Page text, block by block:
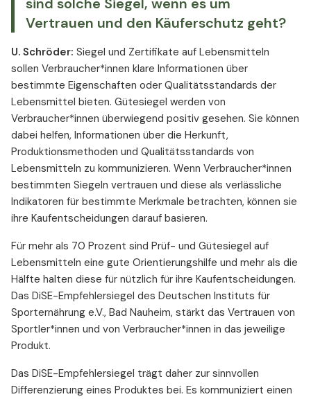
Vertrauen und den Käuferschutz geht?
U. Schröder: Siegel und Zertifikate auf Lebensmitteln
sollen Verbraucher*innen klare Informationen über
bestimmte Eigenschaften oder Qualitätsstandards der
Lebensmittel bieten. Gütesiegel werden von
Verbraucher*innen überwiegend positiv gesehen. Sie können
dabei helfen, Informationen über die Herkunft,
Produktionsmethoden und Qualitätsstandards von
Lebensmitteln zu kommunizieren. Wenn Verbraucher*innen
bestimmten Siegeln vertrauen und diese als verlässliche
Indikatoren für bestimmte Merkmale betrachten, können sie
ihre Kaufentscheidungen darauf basieren.
Für mehr als 70 Prozent sind Prüf- und Gütesiegel auf
Lebensmitteln eine gute Orientierungshilfe und mehr als die
Hälfte halten diese für nützlich für ihre Kaufentscheidungen.
Das DiSE-Empfehlersiegel des Deutschen Instituts für
Sporternährung e.V., Bad Nauheim, stärkt das Vertrauen von
Sportler*innen und von Verbraucher*innen in das jeweilige
Produkt.
Das DiSE-Empfehlersiegel trägt daher zur sinnvollen
Differenzierung eines Produktes bei. Es kommuniziert einen